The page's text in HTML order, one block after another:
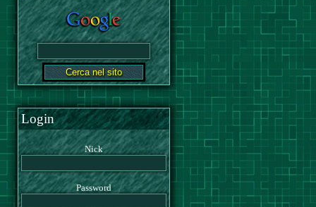
Login
Nick
Password